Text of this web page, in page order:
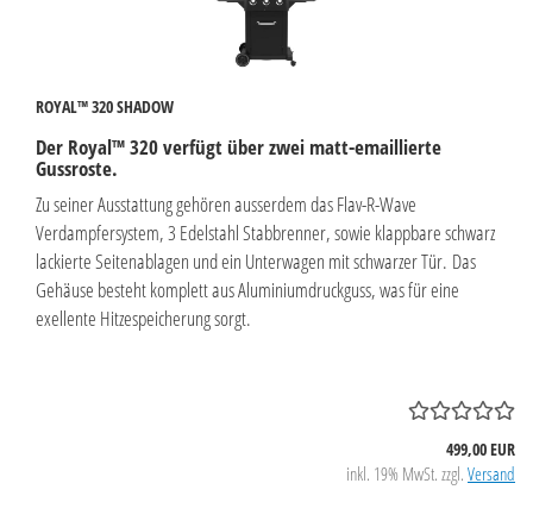
ROYAL™ 320 SHADOW
Der Royal™ 320 verfügt über zwei matt-emaillierte
Gussroste.
Zu seiner Ausstattung gehören ausserdem das Flav-R-Wave
Verdampfersystem, 3 Edelstahl Stabbrenner, sowie klappbare schwarz
lackierte Seitenablagen und ein Unterwagen mit schwarzer Tür. ​Das
Gehäuse besteht komplett aus Aluminiumdruckguss, was für eine
exellente Hitzespeicherung sorgt.
499,00 EUR
inkl. 19% MwSt. zzgl. Versand